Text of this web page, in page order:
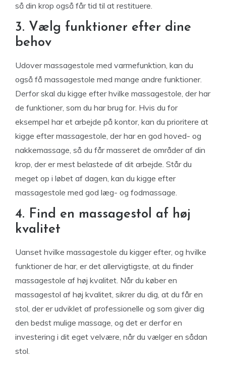
så din krop også får tid til at restituere.
3. Vælg funktioner efter dine
behov
Udover massagestole med varmefunktion, kan du
også få massagestole med mange andre funktioner.
Derfor skal du kigge efter hvilke massagestole, der har
de funktioner, som du har brug for. Hvis du for
eksempel har et arbejde på kontor, kan du prioritere at
kigge efter massagestole, der har en god hoved- og
nakkemassage, så du får masseret de områder af din
krop, der er mest belastede af dit arbejde. Står du
meget op i løbet af dagen, kan du kigge efter
massagestole med god læg- og fodmassage.
4. Find en massagestol af høj
kvalitet
Uanset hvilke massagestole du kigger efter, og hvilke
funktioner de har, er det allervigtigste, at du finder
massagestole af høj kvalitet. Når du køber en
massagestol af høj kvalitet, sikrer du dig, at du får en
stol, der er udviklet af professionelle og som giver dig
den bedst mulige massage, og det er derfor en
investering i dit eget velvære, når du vælger en sådan
stol.